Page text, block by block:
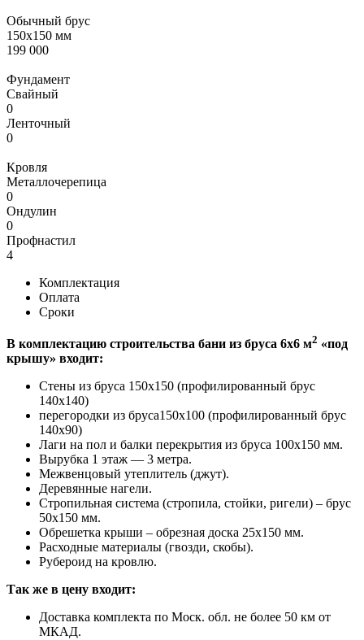
Обычный брус
150х150 мм
199 000
Фундамент
Свайный
0
Ленточный
0
Кровля
Металлочерепица
0
Ондулин
0
Профнастил
4
Комплектация
Оплата
Сроки
В комплектацию строительства бани из бруса 6х6 м2 «под
крышу» входит:
Стены из бруса 150х150 (профилированный брус
140х140)
перегородки из бруса150х100 (профилированный брус
140х90)
Лаги на пол и балки перекрытия из бруса 100х150 мм.
Вырубка 1 этаж — 3 метра.
Межвенцовый утеплитель (джут).
Деревянные нагели.
Стропильная система (стропила, стойки, ригели) – брус
50х150 мм.
Обрешетка крыши – обрезная доска 25х150 мм.
Расходные материалы (гвозди, скобы).
Рубероид на кровлю.
Так же в цену входит:
Доставка комплекта по Моск. обл. не более 50 км от
МКАД.